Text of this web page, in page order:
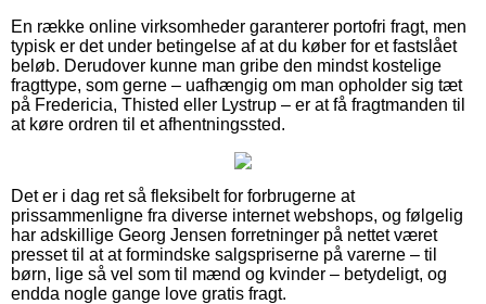
En række online virksomheder garanterer portofri fragt, men
typisk er det under betingelse af at du køber for et fastslået
beløb. Derudover kunne man gribe den mindst kostelige
fragttype, som gerne – uafhængig om man opholder sig tæt
på Fredericia, Thisted eller Lystrup – er at få fragtmanden til
at køre ordren til et afhentningssted.
Det er i dag ret så fleksibelt for forbrugerne at
prissammenligne fra diverse internet webshops, og følgelig
har adskillige Georg Jensen forretninger på nettet været
presset til at at formindske salgspriserne på varerne – til
børn, lige så vel som til mænd og kvinder – betydeligt, og
endda nogle gange love gratis fragt.